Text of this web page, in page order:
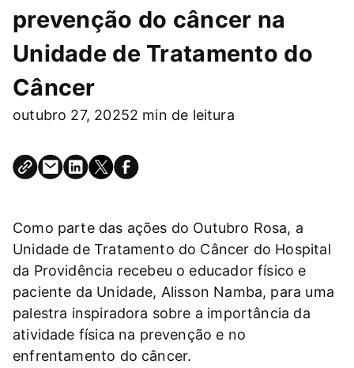
prevenção do câncer na
Unidade de Tratamento do
Câncer
outubro 27, 20252 min de leitura
Como parte das ações do Outubro Rosa, a
Unidade de Tratamento do Câncer do Hospital
da Providência recebeu o educador físico e
paciente da Unidade, Alisson Namba, para uma
palestra inspiradora sobre a importância da
atividade física na prevenção e no
enfrentamento do câncer.